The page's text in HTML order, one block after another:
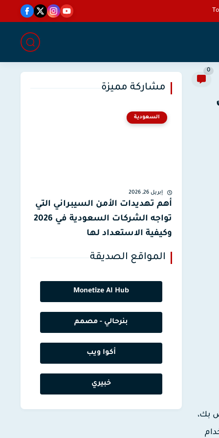
0
بك،
مشاركة مميزة
السعودية
إبريل 26, 2026
أهم تهديدات الأمن السيبراني التي
تواجه الشركات السعودية في 2026
وكيفية الاستعداد لها
المواقع الصديقة
Monetize AI Hub
بنرحالي - مصمم
أكوا ويب
خبيري